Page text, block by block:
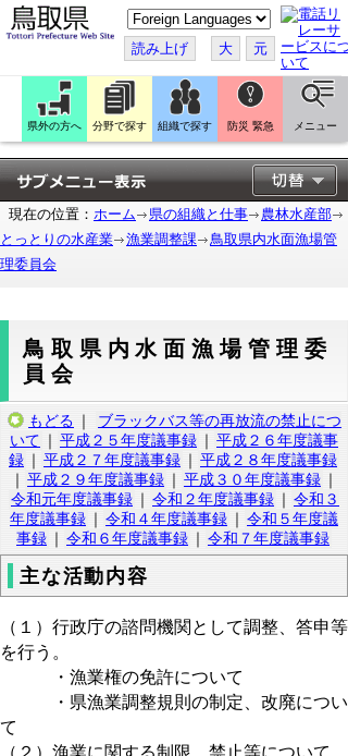
こ
の
ペ
ー
ジ
翻
訳
す
る
読み上げ 大 元
県外の方へ 分野で探す 組織で探す 防災 緊急 メニュー
現在の位置： ホーム 県の組織と仕事
農林水産部
とっとりの水産業
漁業調整課
鳥取県内水面漁場管
理委員会
鳥取県内水面漁場管理委
員会
もどる ｜
ブラックバス等の再放流の禁止につ
いて ｜ 平成２５年度議事録 ｜ 平成２６年度議事
録 ｜ 平成２７年度議事録 ｜ 平成２８年度議事録
｜ 平成２９年度議事録 ｜ 平成３０年度議事録 ｜
令和元年度議事録 ｜ 令和２年度議事録 ｜ 令和３
年度議事録 ｜ 令和４年度議事録 ｜ 令和５年度議
事録 ｜ 令和６年度議事録 ｜ 令和７年度議事録
主な活動内容
（１）行政庁の諮問機関として調整、答申等
を行う。
・漁業権の免許について
・県漁業調整規則の制定、改廃につい
て
（２）漁業に関する制限、禁止等について